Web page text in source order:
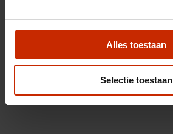
Alles toestaan
Selectie toestaan